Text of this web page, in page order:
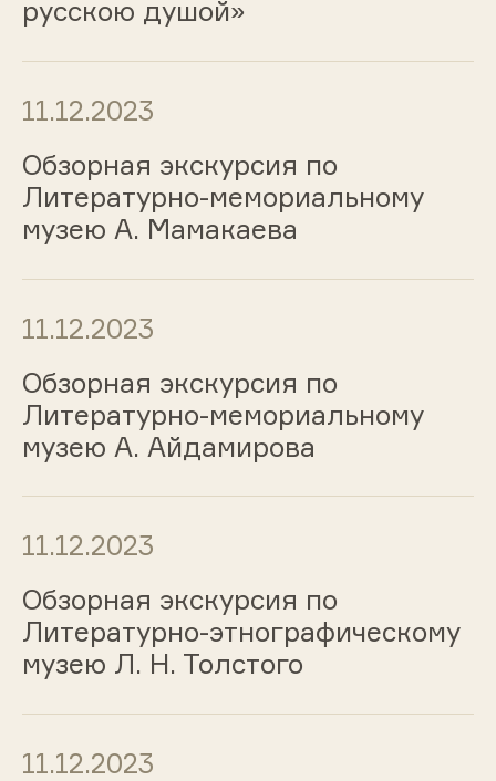
русскою душой»
11.12.2023
Обзорная экскурсия по
Литературно-мемориальному
музею А. Мамакаева
11.12.2023
Обзорная экскурсия по
Литературно-мемориальному
музею А. Айдамирова
11.12.2023
Обзорная экскурсия по
Литературно-этнографическому
музею Л. Н. Толстого
11.12.2023